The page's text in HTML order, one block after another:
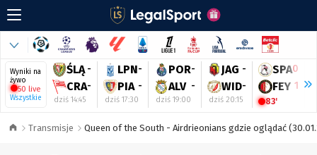
Wyniki na
żywo
50 live
Wszystkie
ŚLĄ -
CRA-
dziś 14:45
LPN-
PIA -
dziś 17:30
POR-
ALV -
dziś 19:00
JAG -
WID-
dziś 20:15
SPA0
FEY 1
83'
Transmisje Queen of the South - Airdrieonians gdzie oglądać